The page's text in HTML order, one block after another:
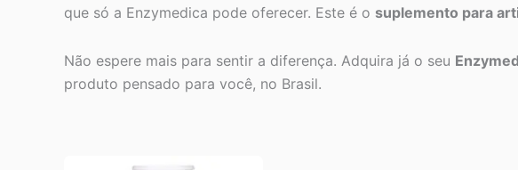
que só a Enzymedica pode oferecer. Este é o suplemento para
Não espere mais para sentir a diferença. Adquira já o seu
produto pensado para você, no Brasil.